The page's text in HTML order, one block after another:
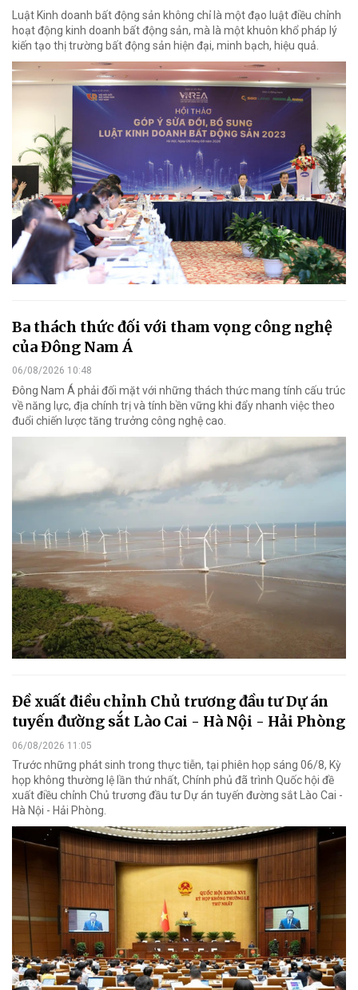
Luật Kinh doanh bất động sản không chỉ là một đạo luật điều chỉnh
hoạt động kinh doanh bất động sản, mà là một khuôn khổ pháp lý
kiến tạo thị trường bất động sản hiện đại, minh bạch, hiệu quả.
Ba thách thức đối với tham vọng công nghệ
của Đông Nam Á
06/08/2026 10:48
Đông Nam Á phải đối mặt với những thách thức mang tính cấu trúc
về năng lực, địa chính trị và tính bền vững khi đẩy nhanh việc theo
đuổi chiến lược tăng trưởng công nghệ cao.
Đề xuất điều chỉnh Chủ trương đầu tư Dự án
tuyến đường sắt Lào Cai - Hà Nội - Hải Phòng
06/08/2026 11:05
Trước những phát sinh trong thực tiễn, tại phiên họp sáng 06/8, Kỳ
họp không thường lệ lần thứ nhất, Chính phủ đã trình Quốc hội đề
xuất điều chỉnh Chủ trương đầu tư Dự án tuyến đường sắt Lào Cai -
Hà Nội - Hải Phòng.